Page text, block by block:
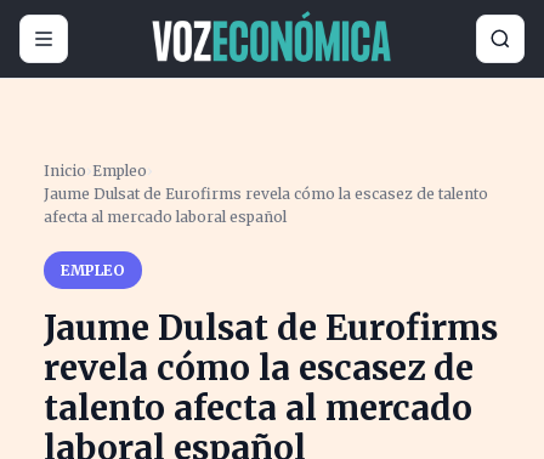
Inicio ›Empleo ›
Jaume Dulsat de Eurofirms revela cómo la escasez de talento
afecta al mercado laboral español
EMPLEO
Jaume Dulsat de Eurofirms
revela cómo la escasez de
talento afecta al mercado
laboral español